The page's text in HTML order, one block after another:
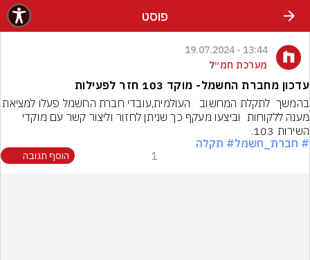
פוסט
13:44 - 19.07.2024
מערכת חמ״ל
עדכון מחברת החשמל- מוקד 103 חזר לפעילות
בהמשך  לתקלת המחשוב   העולמית,עובדי חברת החשמל פעלו למציאת
השירות 103.
# חברת_חשמל# תקלה
1 הוסף תגובה